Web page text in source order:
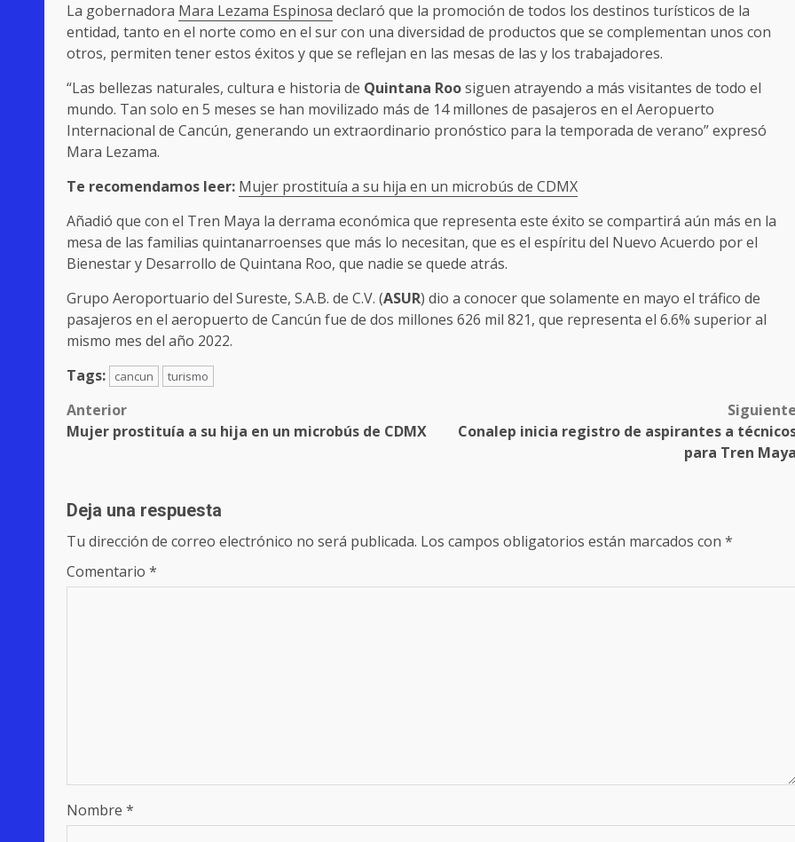
La gobernadora Mara Lezama Espinosa declaró que la promoción de todos los destinos turísticos de la
entidad, tanto en el norte como en el sur con una diversidad de productos que se complementan unos con
otros, permiten tener estos éxitos y que se reflejan en las mesas de las y los trabajadores.
“Las bellezas naturales, cultura e historia de Quintana Roosiguen atrayendo a más visitantes de todo el
mundo. Tan solo en 5 meses se han movilizado más de 14 millones de pasajeros en el Aeropuerto
Internacional de Cancún, generando un extraordinario pronóstico para la temporada de verano” expresó
Mara Lezama.
Te recomendamos leer: Mujer prostituía a su hija en un microbús de CDMX
Añadió que con el Tren Maya la derrama económica que representa este éxito se compartirá aún más en la
mesa de las familias quintanarroenses que más lo necesitan, que es el espíritu del Nuevo Acuerdo por el
Bienestar y Desarrollo de Quintana Roo, que nadie se quede atrás.
Grupo Aeroportuario del Sureste, S.A.B. de C.V. (ASUR) dio a conocer que solamente en mayo el tráfico de
pasajeros en el aeropuerto de Cancún fue de dos millones 626 mil 821, que representa el 6.6% superior al
mismo mes del año 2022.
Tags:
cancun turismo
Post
navigation
Anterior
Mujer prostituía a su hija en un microbús de CDMX
Siguiente
Conalep inicia registro de aspirantes a
para Tren Maya
Deja una respuesta
Tu dirección de correo electrónico no será publicada. Los campos obligatorios están marcados con *
Comentario *
Nombre *